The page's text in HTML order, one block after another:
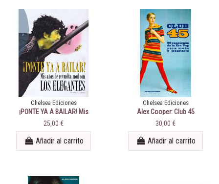
Chelsea Ediciones
¡PONTE YA A BAILAR! Mis
años de revuelta mod con Los
Elegantes
25,00 €
Añadir al carrito
Chelsea Ediciones
Alex Cooper: Club 45
30,00 €
Añadir al carrito